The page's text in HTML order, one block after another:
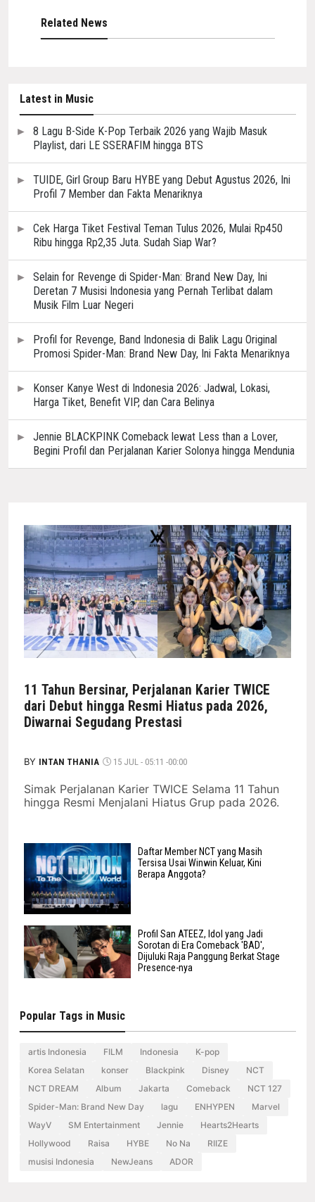
Latest in Music
8 Lagu B-Side K-Pop Terbaik 2026 yang Wajib Masuk
Playlist, dari LE SSERAFIM hingga BTS
TUIDE, Girl Group Baru HYBE yang Debut Agustus 2026, Ini
Profil 7 Member dan Fakta Menariknya
Cek Harga Tiket Festival Teman Tulus 2026, Mulai Rp450
Ribu hingga Rp2,35 Juta. Sudah Siap War?
Selain for Revenge di Spider-Man: Brand New Day, Ini
Deretan 7 Musisi Indonesia yang Pernah Terlibat dalam
Musik Film Luar Negeri
Profil for Revenge, Band Indonesia di Balik Lagu Original
Promosi Spider-Man: Brand New Day, Ini Fakta Menariknya
Konser Kanye West di Indonesia 2026: Jadwal, Lokasi,
Harga Tiket, Benefit VIP, dan Cara Belinya
Jennie BLACKPINK Comeback lewat Less than a Lover,
Begini Profil dan Perjalanan Karier Solonya hingga Mendunia
11 Tahun Bersinar, Perjalanan Karier TWICE
dari Debut hingga Resmi Hiatus pada 2026,
Diwarnai Segudang Prestasi
BY INTAN THANIA 15 JUL - 05:11 -00:00
Simak Perjalanan Karier TWICE Selama 11 Tahun
hingga Resmi Menjalani Hiatus Grup pada 2026.
Daftar Member NCT yang Masih
Tersisa Usai Winwin Keluar, Kini
Berapa Anggota?
Profil San ATEEZ, Idol yang Jadi
Sorotan di Era Comeback 'BAD',
Dijuluki Raja Panggung Berkat Stage
Presence-nya
Popular Tags in Music
artis Indonesia FILM Indonesia
K-pop
Korea Selatan
konser Blackpink Disney
NCT
NCT DREAM
Album Jakarta Comeback
NCT 127
Spider-Man: Brand New Day
lagu ENHYPEN
Marvel
WayV
SM Entertainment Jennie
Hearts2Hearts
Hollywood
Raisa HYBE No Na
RIIZE
musisi Indonesia
NewJeans ADOR
Related News